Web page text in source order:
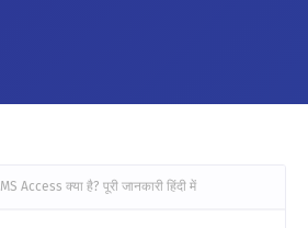
MS Access क्या है? पूरी जानकारी हिंदी में